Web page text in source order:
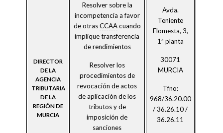
DIRECTOR
DE LA
AGENCIA
TRIBUTARIA
DE LA
REGIÓN DE
MURCIA
Resolver sobre la
incompetencia a favor
de otrasCCAAcuando
implique transferencia
de rendimientos
Resolver los
procedimientos de
revocación de actos
de aplicación de los
tributos y de
imposición de
sanciones
Avda.
Teniente
Flomesta, 3,
1ª planta
30071
MURCIA
Tfno:
968/36.20.00
/ 36.26.10 /
36.26.11